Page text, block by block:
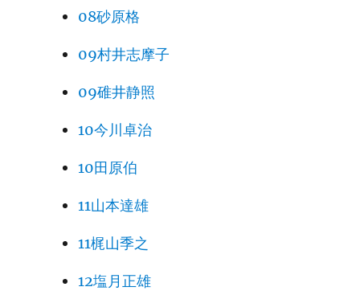
08砂原格
09村井志摩子
09碓井静照
10今川卓治
10田原伯
11山本達雄
11梶山季之
12塩月正雄